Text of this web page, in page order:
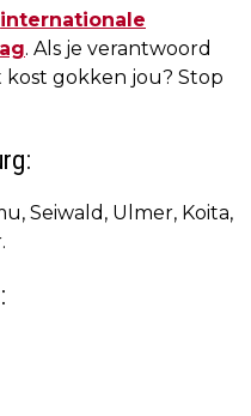
internationale
. Als je verantwoord
gokken jou? Stop
Seiwald, Ulmer, Koita,